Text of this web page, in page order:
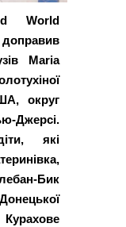
World
Maria
округ
Джерсі.
які
Бик